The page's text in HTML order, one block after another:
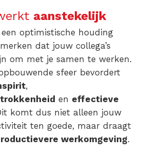
aanstekelijk
optimistische houding
dat jouw collega’s
om met je samen te werken.
sfeer bevordert
,
en effectieve
komt dus niet alleen jouw
ten goede, maar draagt
werkomgeving.